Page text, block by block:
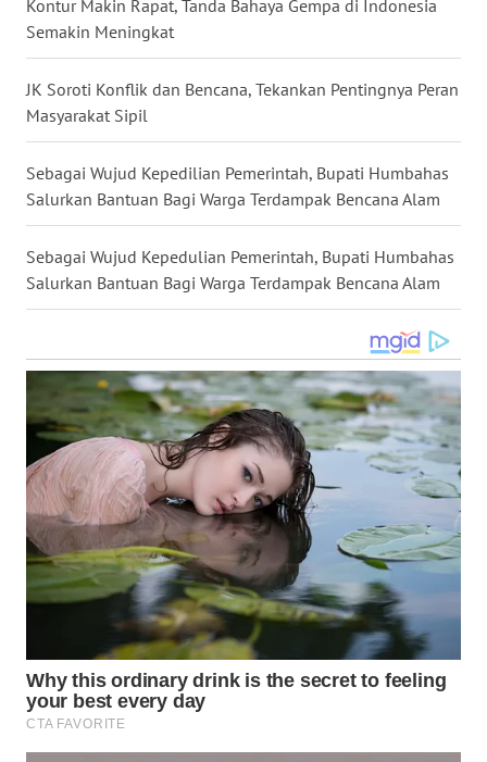
Kontur Makin Rapat, Tanda Bahaya Gempa di Indonesia
Semakin Meningkat
JK Soroti Konflik dan Bencana, Tekankan Pentingnya Peran
Masyarakat Sipil
Sebagai Wujud Kepedilian Pemerintah, Bupati Humbahas
Salurkan Bantuan Bagi Warga Terdampak Bencana Alam
Sebagai Wujud Kepedulian Pemerintah, Bupati Humbahas
Salurkan Bantuan Bagi Warga Terdampak Bencana Alam
WN
JOGJA
WN
JATIM
WN
BALI
KALBAR
WN
KALTENG
WN
KALTARA
WN
WN
KALTIM
WN